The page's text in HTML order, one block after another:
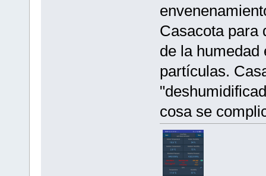
Casacota para
de la humedad
partículas.
cosa se